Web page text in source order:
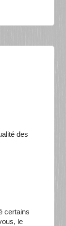
des
certains
le